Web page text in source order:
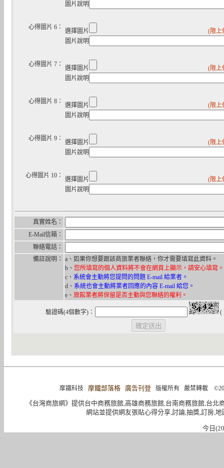
圖片說明
心得圖片 6：
選擇圖片
(限上
圖片說明
心得圖片 7：
選擇圖片
(限上
圖片說明
心得圖片 8：
選擇圖片
(限上
圖片說明
心得圖片 9：
選擇圖片
(限上
圖片說明
心得圖片 10：
選擇圖片
(限上
圖片說明
真實姓名：
E-Mail信箱：
聯絡電話：
備註說明：
a、如果你想要跟該商旅業者聯絡，你才需要填寫此資料。
b、 您所填寫的個人資料將不會在網頁上顯示，請安心填寫。
c、 系統會主動將您提問的問題 E-mail 給業者。
d、 系統也會主動將業者回應的內容 E-mail 給您。
e、 旅館業者將保留是否主動與您聯絡的權利。
驗證碼(4個數字)： (
摩鐵科技 摩鐵部落格 廣告刊登 版權所有 嚴禁轉載
《台灣商旅網》提供台中商務旅館,高雄商務旅館,台南商務旅館,台
網站並提供網友張貼心得分享,討論,抽獎,訂房,
今日